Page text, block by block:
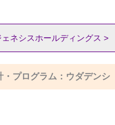
ェネシスホールディングス >
・プログラム：ウダデンシ